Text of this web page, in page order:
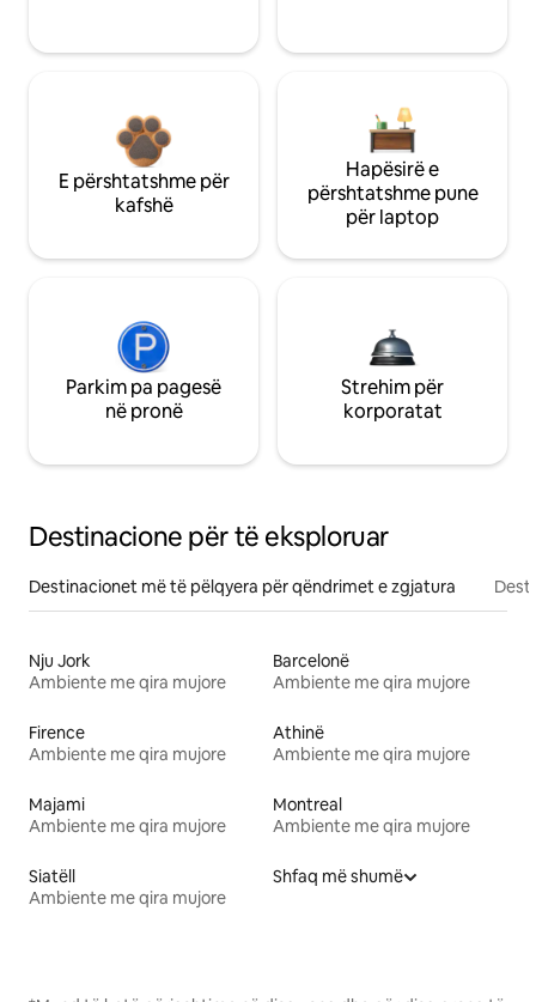
E përshtatshme për
kafshë
Hapësirë e
përshtatshme pune
për laptop
Parkim pa pagesë
në pronë
Strehim për
korporatat
Destinacione për të eksploruar
Destinacionet më të pëlqyera për qëndrimet e zgjatura
Nju Jork
Ambiente me qira mujore
Barcelonë
Ambiente me qira mujore
Firence
Ambiente me qira mujore
Athinë
Ambiente me qira mujore
Majami
Ambiente me qira mujore
Montreal
Ambiente me qira mujore
Siatëll
Ambiente me qira mujore
Shfaq më shumë